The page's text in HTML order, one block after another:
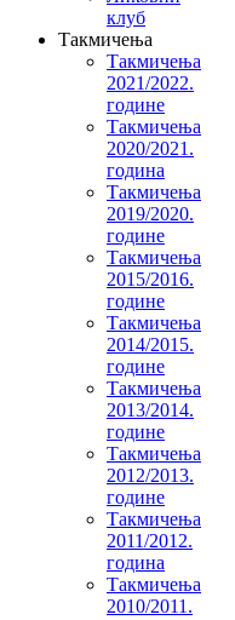
клуб
Такмичења
Такмичења
2021/2022.
године
Такмичења
2020/2021.
година
Такмичења
2019/2020.
године
Такмичења
2015/2016.
године
Такмичења
2014/2015.
године
Такмичења
2013/2014.
године
Такмичења
2012/2013.
године
Такмичења
2011/2012.
година
Такмичења
2010/2011.